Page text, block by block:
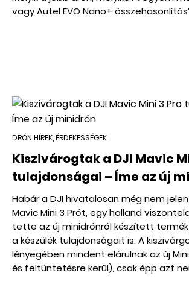
vagy Autel EVO Nano+
DRÓN HÍREK, ÉRDEKESSÉGEK
Kiszivárogtak a DJI Mavic
tulajdonságai – Íme az új
Habár a DJI hivatalosan még nem
Mavic Mini 3 Prót, egy holland
tette az új minidrónról készített
a készülék tulajdonságait is. A
lényegében mindent elárulnak az új
és feltüntetésre kerül), csak épp azt